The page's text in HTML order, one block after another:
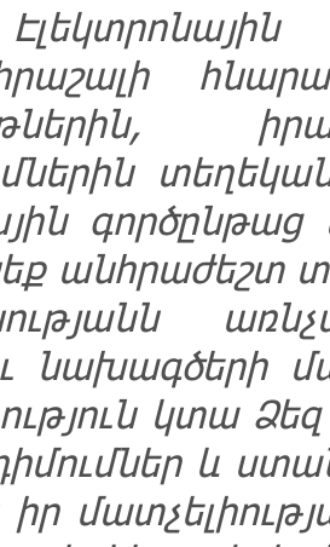
անհրաժեշտ
նախագծերի
կտա
և
իր